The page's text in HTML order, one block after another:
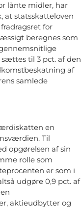
lånte midler, har
at statsskatteloven
for
beregnes som
til 3 pct. af den
af
samlede
en
Til
opgørelsen af sin
rolle som
er som i
udgøre 0,9 pct. af
aktieudbytter og